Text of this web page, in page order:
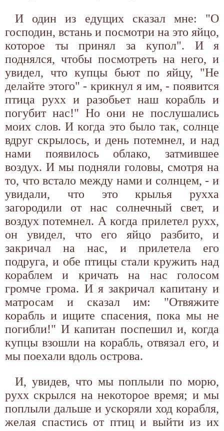
И один из едущих сказал мне: "О
господин, встань и посмотри на это яйцо,
которое ты принял за купол". И я
поднялся, чтобы посмотреть на него, и
увидел, что купцы бьют по яйцу, "Не
делайте этого" - крикнул я им, - появится
птица рухх и разобьет наш корабль и
погубит нас!" Но они не послушались
моих слов. И когда это было так, солнце
вдруг скрылось, и день потемнел, и над
нами появилось облако, затмившее
воздух. И мы подняли головы, смотря на
то, что встало между нами и солнцем, - и
увидали, что это крылья рухха
загородили от нас солнечный свет, и
воздух потемнел. А когда прилетел рухх,
он увидел, что его яйцо разбито, и
закричал на нас, и прилетела его
подруга, и обе птицы стали кружить над
кораблем и кричать на нас голосом
громче грома. И я закричал капитану и
матросам и сказал им: "Отвяжите
корабль и ищите спасения, пока мы не
погибли!" И капитан поспешил и, когда
купцы взошли на корабль, отвязал его, и
мы поехали вдоль острова.
И, увидев, что мы поплыли по морю,
рухх скрылся на некоторое время; и мы
поплыли дальше и ускоряли ход корабля,
желая спастись от птиц и выйти из их